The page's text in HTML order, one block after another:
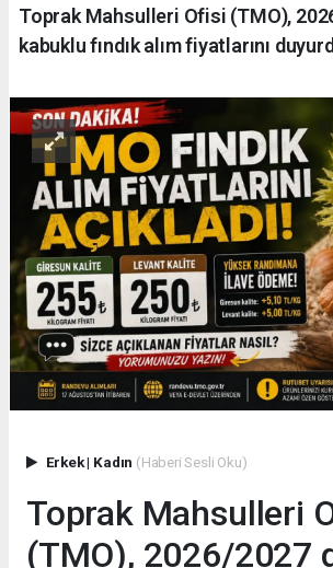
Toprak Mahsulleri Ofisi (TMO),
kabuklu fındık alım fiyatlarını
Erkek| Kadın (Haberi Sesli Oku)
Toprak Mahsulleri
(TMO), 2026/2027